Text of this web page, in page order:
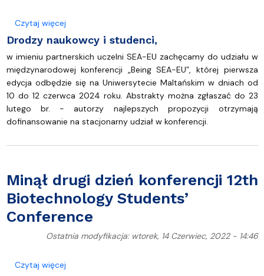
Czytaj więcejo Międzynarodowa konferencja Being SEA-EU.
Drodzy naukowcy i studenci,
w imieniu partnerskich uczelni SEA-EU zachęcamy do udziału w
międzynarodowej konferencji „Being SEA-EU”, której pierwsza
edycja odbędzie się na Uniwersytecie Maltańskim w dniach od
10 do 12 czerwca 2024 roku. Abstrakty można zgłaszać do 23
lutego br. - autorzy najlepszych propozycji otrzymają
dofinansowanie na stacjonarny udział w konferencji.
Minął drugi dzień konferencji 12th
Biotechnology Students’
Conference
Ostatnia modyfikacja: wtorek, 14 Czerwiec, 2022 - 14:46
Czytaj więcejo Minął drugi dzień konferencji 12th Biotechnology